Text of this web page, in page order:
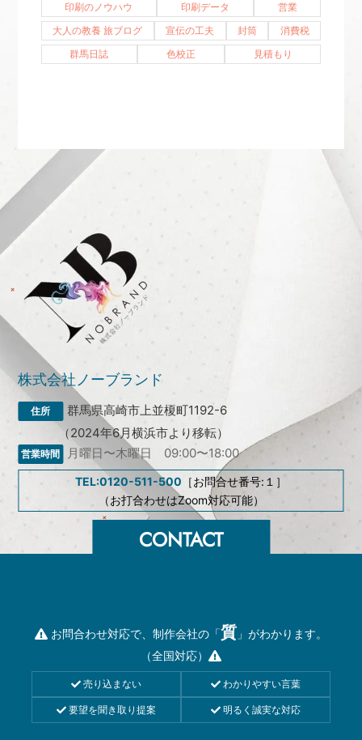
印刷のノウハウ
印刷データ
営業
大人の教養 旅ブログ
宣伝の工夫 封筒
消費税
群馬日誌
色校正 見積もり
株式会社ノーブランド
群馬県高崎市上並榎町1192-6
（2024年6月横浜市より移転）
月曜日〜木曜日 09:00〜18:00
TEL:0120-511-500 ［お問合せ番号:１］
（お打合わせはZoom対応可能）
お問合わせ対応で、制作会社の「質 」がわかります。
（全国対応）
売り込まない わかりやすい言葉
要望を聞き取り提案 明るく誠実な対応